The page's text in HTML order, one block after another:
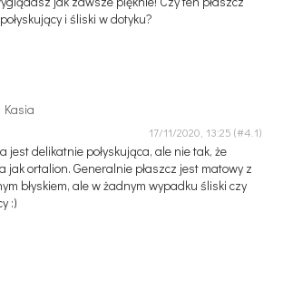
i śliski w dotyku?
17/11/2020, 13:25
jest delikatnie połyskująca, ale nie tak, że
jak ortalion. Generalnie płaszcz jest matowy z
błyskiem, ale w żadnym wypadku śliski czy
:)